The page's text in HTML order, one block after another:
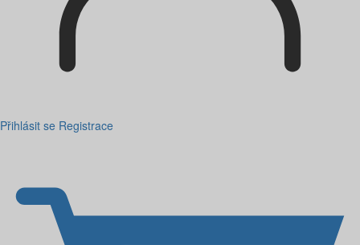
Přihlásit se Registrace